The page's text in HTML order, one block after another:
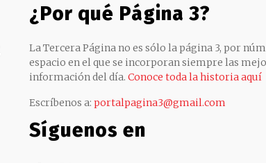
¿Por qué Página 3?
La Tercera Página no es sólo la página 3, por
espacio en el que se incorporan siempre las
información del día. Conoce toda la historia aquí
Escríbenos a: portalpagina3@gmail.com
Síguenos en